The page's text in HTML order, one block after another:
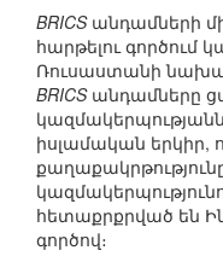
BRICSանդամների
հարթելու գործում
Ռուսաստանի
BRICSանդամները
իսլամական երկիր,
հետաքրքրված են
գործով։